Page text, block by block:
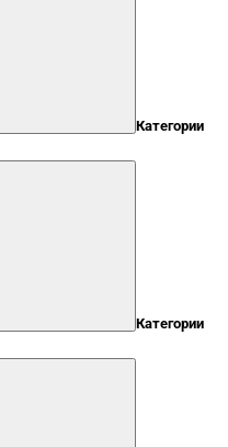
Категории
Категории